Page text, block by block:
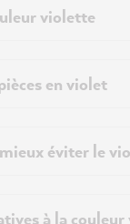
violette
en violet
éviter le
à la